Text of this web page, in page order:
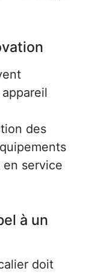
des
service
à un
doit